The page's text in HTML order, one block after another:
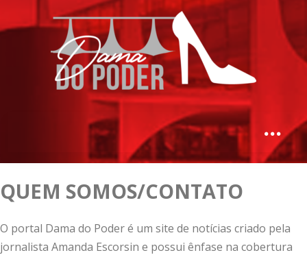
QUEM SOMOS/CONTATO
O portal Dama do Poder é um site de notícias criado pela
jornalista Amanda Escorsin e possui ênfase na cobertura